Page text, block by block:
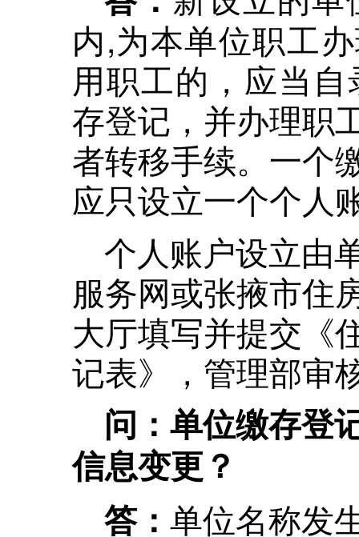
内,为本单位职工
用职工的，应当
存登记，并办理职
者转移手续。一个
应只设立一个个人
个人账户设立由
服务网或张掖市住
大厅填写并提交《
记表》，管理部审
问：单位缴存登
信息变更？
答：单位名称发